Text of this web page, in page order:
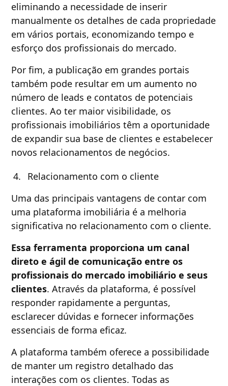
eliminando a necessidade de inserir
manualmente os detalhes de cada propriedade
em vários portais, economizando tempo e
esforço dos profissionais do mercado.
Por fim, a publicação em grandes portais
também pode resultar em um aumento no
número de leads e contatos de potenciais
clientes. Ao ter maior visibilidade, os
profissionais imobiliários têm a oportunidade
de expandir sua base de clientes e estabelecer
novos relacionamentos de negócios.
Relacionamento com o cliente
Uma das principais vantagens de contar com
uma plataforma imobiliária é a melhoria
significativa no relacionamento com o cliente.
Essa ferramenta proporciona um canal
direto e ágil de comunicação entre os
profissionais do mercado imobiliário e seus
clientes. Através da plataforma, é possível
responder rapidamente a perguntas,
esclarecer dúvidas e fornecer informações
essenciais de forma eficaz.
A plataforma também oferece a possibilidade
de manter um registro detalhado das
interações com os clientes. Todas as